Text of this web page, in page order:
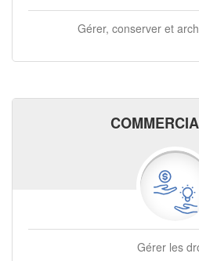
Gérer, conserver et
Gérer les